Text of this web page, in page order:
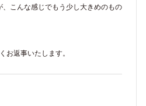
こんな感じでもう少し大きめのもの
お返事いたします。